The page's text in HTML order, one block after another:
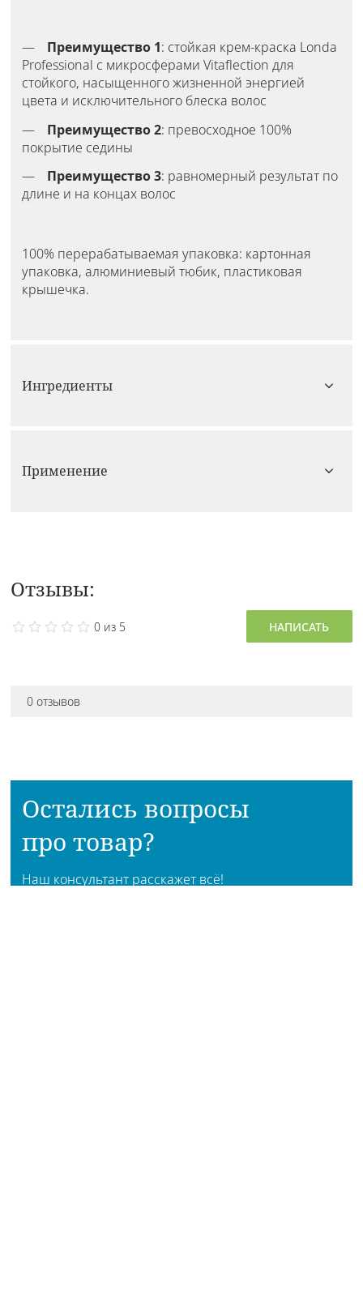
Преимущество 1: стойкая крем-краска Londa
Professional с микросферами Vitaflection для
стойкого, насыщенного жизненной энергией
цвета и исключительного блеска волос
Преимущество 2: превосходное 100%
покрытие седины
Преимущество 3: равномерный результат по
длине и на концах волос
100% перерабатываемая упаковка: картонная
упаковка, алюминиевый тюбик, пластиковая
крышечка.
Ингредиенты
Применение
Отзывы:
0 из 5 НАПИСАТЬ
0 отзывов
Остались вопросы
про товар?
Наш консультант расскажет всё!